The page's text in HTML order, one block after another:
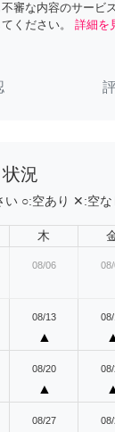
審な内容のサービ
ください。
詳細を
況
い ○:空あり ✕:空な
木
08/06
08/13
▲
08/20
▲
08/
08/27